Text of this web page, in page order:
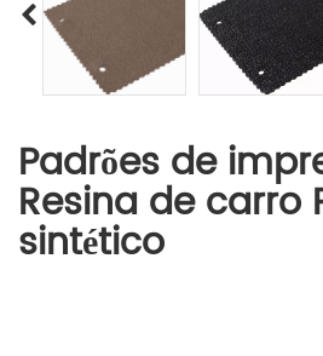
Padrões de
Resina de carro
sintético